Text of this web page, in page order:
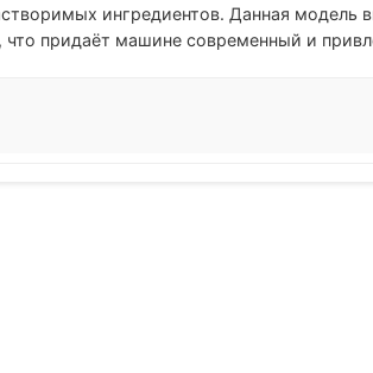
ингредиентов. Данная модель
придаёт машине современный и